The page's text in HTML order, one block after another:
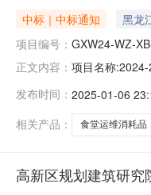
中标｜中标通知 黑龙
项目编号： GXW24-WZ-
正文内容： 项目名称
2025年01月03
发布时间： 2025-01-06
相关产品：
食堂运维消耗品
高新区规划建筑研